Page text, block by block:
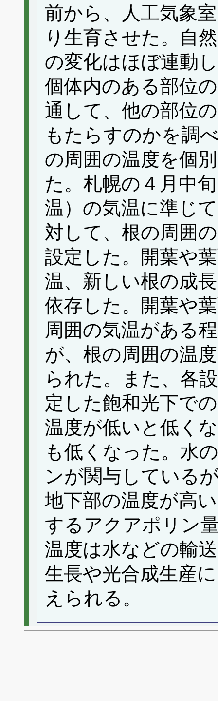
前から、人工気象
り生育させた。自
の変化はほぼ連動
個体内のある部位
通して、他の部位
もたらすのかを調
の周囲の温度を個
た。札幌の４月中
温）の気温に準じ
対して、根の周囲
設定した。開葉や
温、新しい根の成
依存した。開葉や
周囲の気温がある
が、根の周囲の温
られた。また、各
定した飽和光下で
温度が低いと低く
も低くなった。水
ンが関与している
地下部の温度が高
するアクアポリン
温度は水などの輸
生長や光合成生産
えられる。